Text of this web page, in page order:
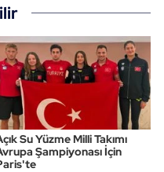
Su Yüzme Milli Takımı
Şampiyonası İçin